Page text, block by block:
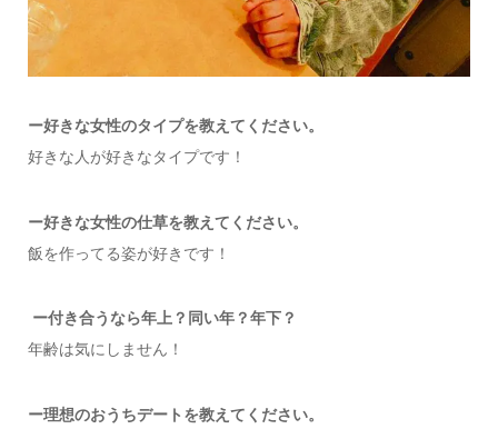
ー好きな女性のタイプを教えてください。
好きな人が好きなタイプです！
ー好きな女性の仕草を教えてください。
飯を作ってる姿が好きです！
ー付き合うなら年上？同い年？年下？
年齢は気にしません！
ー理想のおうちデートを教えてください。